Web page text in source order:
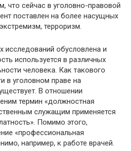
что сейчас в уголовно-правовой
поставлен на более насущных
терроризм.
исследований обусловлена и
используется в различных
человека. Как такового
в уголовном праве на
В отношении
термин «должностная
служащим применяется
Помимо этого,
«профессиональная
например, к работе врачей.